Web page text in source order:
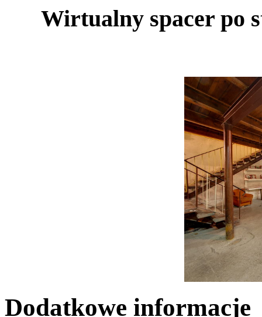
Wirtualny spacer po
Dodatkowe informacje